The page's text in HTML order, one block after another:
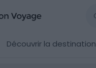
Découvrir la destination